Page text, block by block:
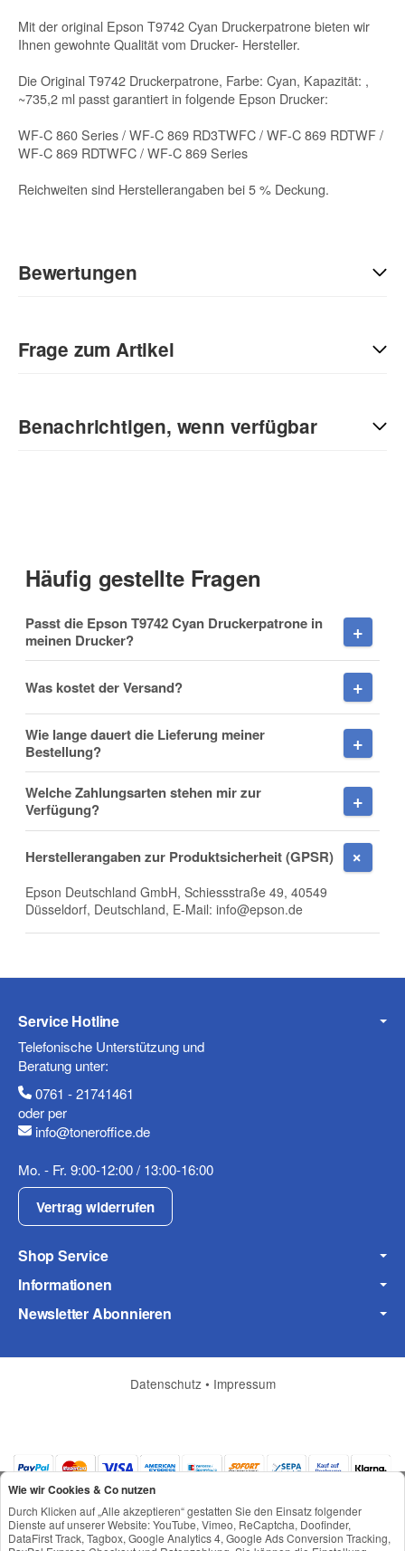
Mit der original Epson T9742 Cyan Druckerpatrone bieten wir
Ihnen gewohnte Qualität vom Drucker- Hersteller.
Die Original T9742 Druckerpatrone, Farbe: Cyan, Kapazität: ,
~735,2 ml passt garantiert in folgende Epson Drucker:
WF-C 860 Series / WF-C 869 RD3TWFC / WF-C 869 RDTWF /
WF-C 869 RDTWFC / WF-C 869 Series
Reichweiten sind Herstellerangaben bei 5 % Deckung.
Bewertungen
Sie Anderen bei der Kaufentscheidung:
Frage zum Artikel
Anrede
Nachname
Firma
E-Mail
Mobiltelefon
Fax
Frage zum Artikel
Ihre Frage
Benachrichtigen, wenn verfügbar
(* = Pflichtfelder)
Datenschutzerklärung
Benachrichtigung anfordern
Häufig gestellte Fragen
Passt die Epson T9742 Cyan Druckerpatrone in
meinen Drucker?
Was kostet der Versand?
Wie lange dauert die Lieferung meiner
Bestellung?
Welche Zahlungsarten stehen mir zur
Verfügung?
Herstellerangaben zur Produktsicherheit (GPSR)
Epson Deutschland GmbH, Schiessstraße 49, 40549
Düsseldorf, Deutschland, E-Mail: info@epson.de
Service Hotline
Telefonische Unterstützung und
Beratung unter:
0761 - 21741461
oder per
info@toneroffice.de
Mo. - Fr. 9:00-12:00 / 13:00-16:00
Vertrag widerrufen
Shop Service
Informationen
Newsletter Abonnieren
Datenschutz • Impressum
Wie wir Cookies & Co nutzen
Durch Klicken auf „Alle akzeptieren“ gestatten Sie den Einsatz folgender
Dienste auf unserer Website: YouTube, Vimeo, ReCaptcha, Doofinder,
DataFirst Track, Tagbox, Google Analytics 4, Google Ads Conversion Tracking,